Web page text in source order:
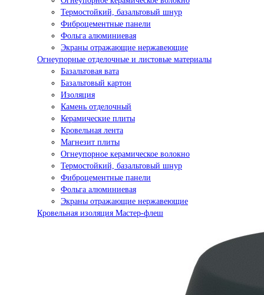
Термостойкий, базальтовый шнур
Фиброцементные панели
Фольга алюминиевая
Экраны отражающие нержавеющие
Огнеупорные отделочные и листовые материалы
Базальтовая вата
Базальтовый картон
Изоляция
Камень отделочный
Керамические плиты
Кровельная лента
Магнезит плиты
Огнеупорное керамическое волокно
Термостойкий, базальтовый шнур
Фиброцементные панели
Фольга алюминиевая
Экраны отражающие нержавеющие
Кровельная изоляция Мастер-флеш